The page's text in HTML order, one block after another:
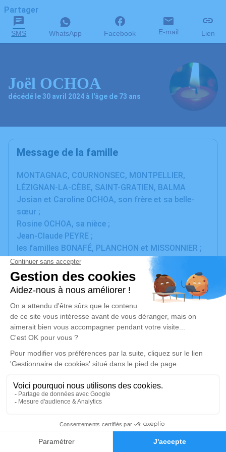
Faire-part Hommages
Partager
SMS WhatsApp Facebook E-mail Lien
Joël OCHOA
décédé le 30 avril 2024 à l'âge de 73 ans
Message de la famille
MONTAGNAC, COURNONSEC, MONTPELLIER,
LÉZIGNAN-LA-CÈBE, SAINT-GRATIEN, BALMA
Josian et Caroline OCHOA, son frère et sa belle-
sœur ;
Rosine OCHOA, sa nièce ;
Jean-Claude PEYRE ;
les familles BONAFÉ, PLANCHON et MISSONNIER ;
parents et amis
ont la grande douleur de vous faire part du décès de
Monsieur Joël OCHOA
survenu à l'âge de 73 ans.
La cérémonie religieuse aura lieu le vendredi 3 mai
2024, à 10 h 30, en l'église de Montagnac, suivie de
l'inhumation au cimetière de Montagnac.
La famille remercie tout le personnel de l'unité de
soins palliatifs de l'ICM Val d'Aurelle, ainsi que la
pharmacie La Chartreuse de Celleneuve.
Cet avis tient lieu de faire-part et de remerciements.
Un service de plantation d’arbre hommage est
Je rends hommage